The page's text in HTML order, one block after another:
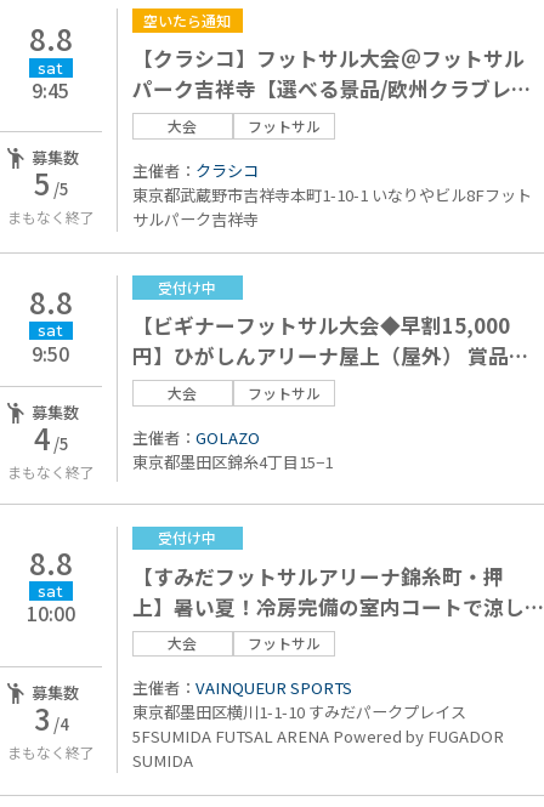
8.8
sat
9:45
募集数
5 /5
まもなく終了
空いたら通知
【クラシコ】フットサル大会＠フットサル
パーク吉祥寺【選べる景品/欧州クラブレプ
リカ】エンジョイ
大会 フットサル
主催者： クラシコ
東京都武蔵野市吉祥寺本町1-10-1 いなりやビル8Fフット
サルパーク吉祥寺
8.8
sat
9:50
募集数
4 /5
まもなく終了
受付け中
【ビギナーフットサル大会◆早割15,000
円】ひがしんアリーナ屋上（屋外） 賞品は
背番号付きユニ！
大会 フットサル
主催者： GOLAZO
東京都墨田区錦糸4丁目15−1
8.8
sat
10:00
募集数
3 /4
まもなく終了
受付け中
【すみだフットサルアリーナ錦糸町・押
上】暑い夏！冷房完備の室内コートで涼し
くプレー！ウルトラビギナー
大会 フットサル
主催者： VAINQUEUR SPORTS
東京都墨田区横川1-1-10 すみだパークプレイス
5FSUMIDA FUTSAL ARENA Powered by FUGADOR
SUMIDA